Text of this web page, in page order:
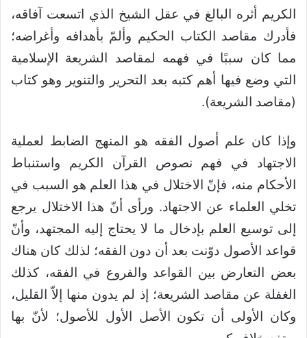
الكريم أثره البالغ في عقل الشيخ الذي اتسعت آفاقه،
فأدرك مقاصد الكتاب الحكيم وألمّ بأهدافه وأغراضه؛
مما كان سببًا في فهمه لمقاصد الشريعة الإسلامية
التي وضع فيها أهم كتبه بعد التحرير والتنوير وهو كتاب
(مقاصد الشريعة).
وإذا كان علم أصول الفقه هو المنهج الضابط لعملية
الاجتهاد في فهم نصوص القرآن الكريم واستنباط
الأحكام منه، فإنّ الاختلال في هذا العلم هو السبب في
تخلي العلماء عن الاجتهاد. ورأى أنّ هذا الاختلال يرجع
إلى توسيع العلم بإدخال ما لا يحتاج إليه المجتهد، وأنّ
قواعد الأصول دوّنت بعد أن دون الفقه؛ لذلك كان هناك
بعض التعارض بين القواعد والفروع في الفقه، كذلك
الغفلة عن مقاصد الشريعة؛ إذ لم يدون منها إلاّ القليل،
وكان الأولى أن تكون الأصل الأول للأصول؛ لأنّ بها